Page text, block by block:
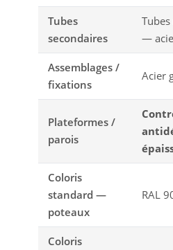
Tubes
secondaires
—
Assemblages /
fixations
Acier
Plateformes /
parois
Coloris
standard —
poteaux
RAL
Coloris